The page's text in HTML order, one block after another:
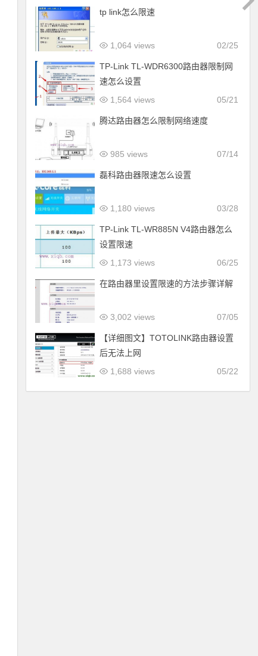
tp link怎么限速
02/25
1,064 views
TP-Link TL-WDR6300路由器限制网
速怎么设置
05/21
1,564 views
腾达路由器怎么限制网络速度
07/14
985 views
磊科路由器限速怎么设置
03/28
1,180 views
TP-Link TL-WR885N V4路由器怎么
设置限速
06/25
1,173 views
在路由器里设置限速的方法步骤详解
07/05
3,002 views
【详细图文】TOTOLINK路由器设置
后无法上网
05/22
1,688 views